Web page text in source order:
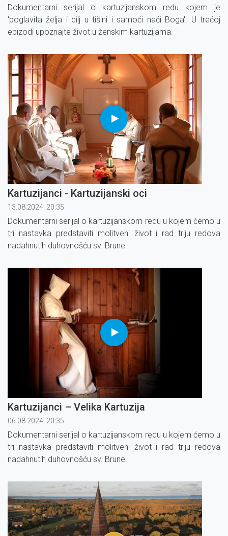
Dokumentarni serijal o kartuzijanskom redu kojem je
'poglavita želja i cilj u tišini i samoći naći Boga'. U trećoj
epizodi upoznajte život u ženskim kartuzijama.
Kartuzijanci - Kartuzijanski oci
13.08.2024. 20:35
Dokumentarni serijal o kartuzijanskom redu u kojem ćemo u
tri nastavka predstaviti molitveni život i rad triju redova
nadahnutih duhovnošću sv. Brune.
Kartuzijanci – Velika Kartuzija
06.08.2024. 20:35
Dokumentarni serijal o kartuzijanskom redu u kojem ćemo u
tri nastavka predstaviti molitveni život i rad triju redova
nadahnutih duhovnošću sv. Brune.